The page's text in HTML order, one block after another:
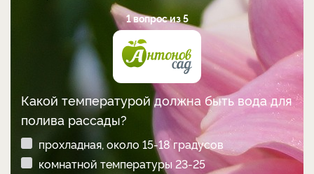
1 вопрос из 5
Какой температурой должна быть вода для
полива рассады?
прохладная, около 15-18 градусов
комнатной температуры 23-25